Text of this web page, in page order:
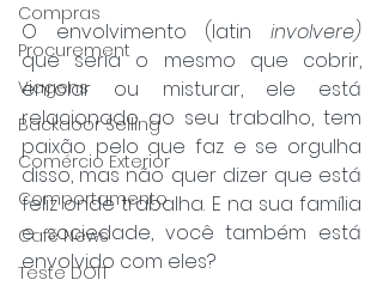
Compras
Procurement
Viagens
Backdoor Selling
Comércio Exterior
Comportamento
Café News
Teste DOIT
O envolvimento (latin involvere)
que seria o mesmo que cobrir,
enrolar ou misturar, ele está
relacionado ao seu trabalho, tem
paixão pelo que faz e se orgulha
disso, mas não quer dizer que está
feliz onde trabalha. E na sua família
e sociedade, você também está
envolvido com eles?